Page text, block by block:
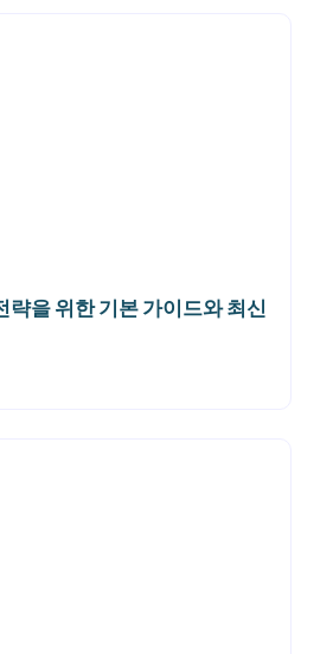
략을 위한 기본 가이드와 최신